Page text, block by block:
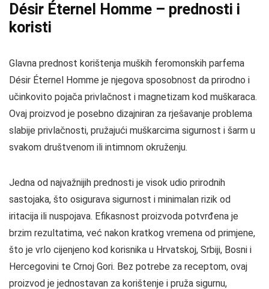
Désir Éternel Homme – prednosti i
koristi
Glavna prednost korištenja muških feromonskih parfema
Désir Éternel Homme je njegova sposobnost da prirodno i
učinkovito pojača privlačnost i magnetizam kod muškaraca.
Ovaj proizvod je posebno dizajniran za rješavanje problema
slabije privlačnosti, pružajući muškarcima sigurnost i šarm u
svakom društvenom ili intimnom okruženju.
Jedna od najvažnijih prednosti je visok udio prirodnih
sastojaka, što osigurava sigurnost i minimalan rizik od
iritacija ili nuspojava. Efikasnost proizvoda potvrđena je
brzim rezultatima, već nakon kratkog vremena od primjene,
što je vrlo cijenjeno kod korisnika u Hrvatskoj, Srbiji, Bosni i
Hercegovini te Crnoj Gori. Bez potrebe za receptom, ovaj
proizvod je jednostavan za korištenje i pruža sigurnu,